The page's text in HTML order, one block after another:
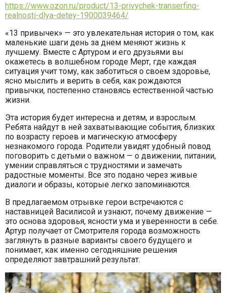
https://www.ozon.ru/product/13-privychek-transerfing-
realnosti-dlya-detey-1900039464/
«13 привычек» — это увлекательная история о том, как
маленькие шаги день за днем меняют жизнь к
лучшему. Вместе с Артуром и его друзьями вы
окажетесь в волшебном городе Мерт, где каждая
ситуация учит тому, как заботиться о своем здоровье,
ясно мыслить и верить в себя, как рождаются
привычки, постепенно становясь естественной частью
жизни.
Эта история будет интересна и детям, и взрослым.
Ребята найдут в ней захватывающие события, близких
по возрасту героев и магическую атмосферу
незнакомого города. Родители увидят удобный повод
поговорить с детьми о важном — о движении, питании,
умении справляться с трудностями и замечать
радостные моменты. Все это подано через живые
диалоги и образы, которые легко запоминаются.
В предлагаемом отрывке герои встречаются с
наставницей Василисой и узнают, почему движение —
это основа здоровья, ясности ума и уверенности в себе.
Артур получает от Смотрителя города возможность
заглянуть в разные варианты своего будущего и
понимает, как именно сегодняшние решения
определяют завтрашний результат.